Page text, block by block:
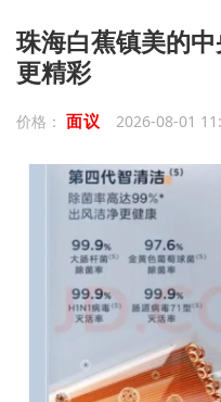
珠海白蕉镇美的
更精彩
价格： 面议 2026-08-01